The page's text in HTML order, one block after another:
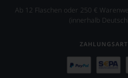
Ab 12 Flaschen oder 250 €
(innerhalb